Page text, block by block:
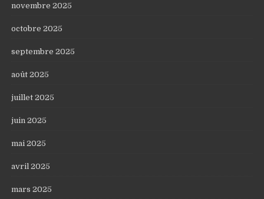
novembre 2025
octobre 2025
septembre 2025
août 2025
juillet 2025
juin 2025
mai 2025
avril 2025
mars 2025